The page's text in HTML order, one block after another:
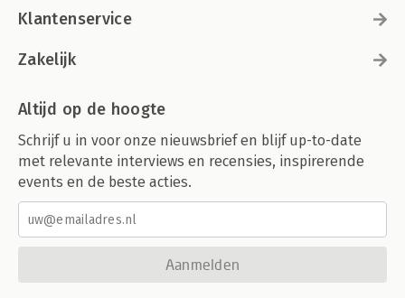
Klantenservice
Zakelijk
Altijd op de hoogte
Schrijf u in voor onze nieuwsbrief en blijf up-to-date
met relevante interviews en recensies, inspirerende
events en de beste acties.
Aanmelden